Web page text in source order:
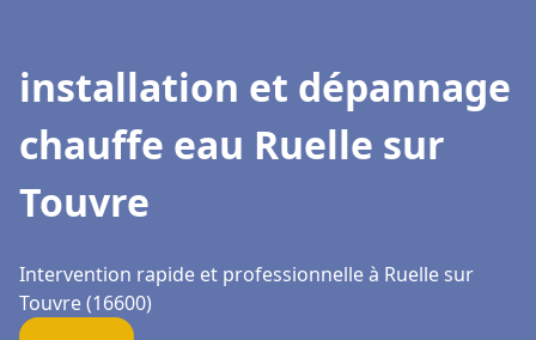
installation et dépannage
chauffe eau Ruelle sur
Touvre
Intervention rapide et professionnelle à Ruelle sur
Touvre (16600)